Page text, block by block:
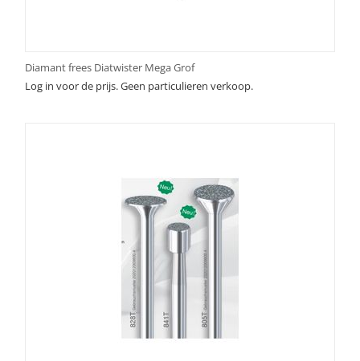
Diamant frees Diatwister Mega Grof
Log in voor de prijs. Geen particulieren verkoop.